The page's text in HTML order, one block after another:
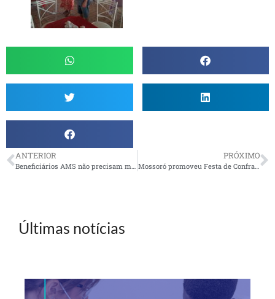
ANTERIOR
Beneficiários AMS não precisam mais realizar perícia médica presencial
PRÓXIMO
Mossoró promoveu Festa de Confraternização em grande estilo
Últimas notícias